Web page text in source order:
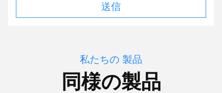
送信
私たちの 製品
同様の製品